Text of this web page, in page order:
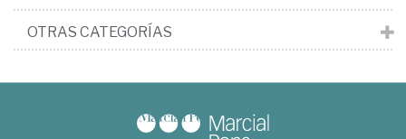
OTRAS CATEGORÍAS